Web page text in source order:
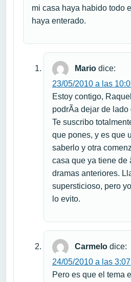
mi casa haya habido todo
haya enterado.
Mario dice:
23/05/2010 a las
Estoy contigo,
podrÃ­a dejar de lado
Te suscribo
que pones, y es que
saberlo y otra
casa que ya tiene de
dramas anteriores.
supersticioso, pero
lo evito.
Carmelo dice:
24/05/2010 a las
Pero es que el tema